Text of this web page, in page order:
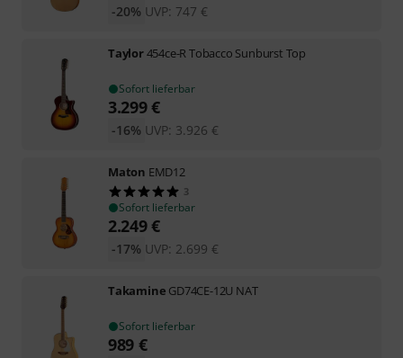
UVP: 747 €
-20%
Taylor454ce-R Tobacco Sunburst Top
Sofort lieferbar
3.299€
UVP: 3.926 €
-16%
Maton EMD12
3
Sofort lieferbar
2.249€
UVP: 2.699 €
-17%
Takamine GD74CE-12U NAT
Sofort lieferbar
989 €